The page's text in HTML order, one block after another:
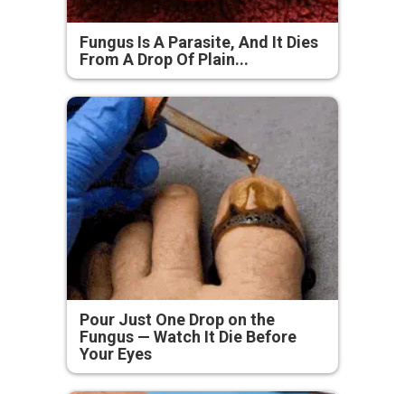
Fungus Is A Parasite, And It Dies
From A Drop Of Plain...
Pour Just One Drop on the
Fungus — Watch It Die Before
Your Eyes